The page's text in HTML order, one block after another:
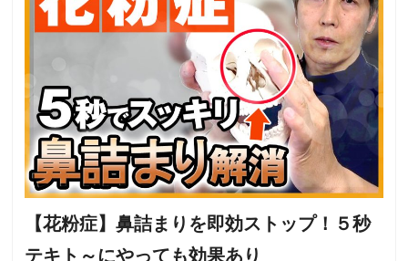
【花粉症】鼻詰まりを即効ストップ！５秒
テキト～にやっても効果あり